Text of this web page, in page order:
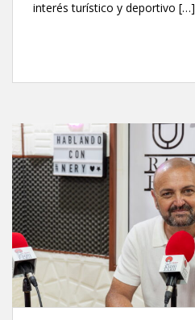
interés turístico y deportivo […]